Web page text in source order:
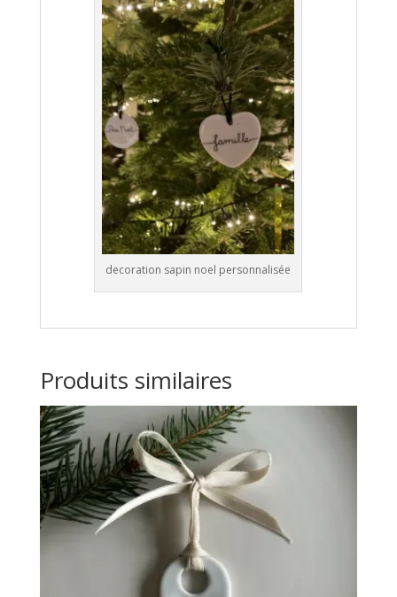
decoration sapin noel personnalisée
Produits similaires